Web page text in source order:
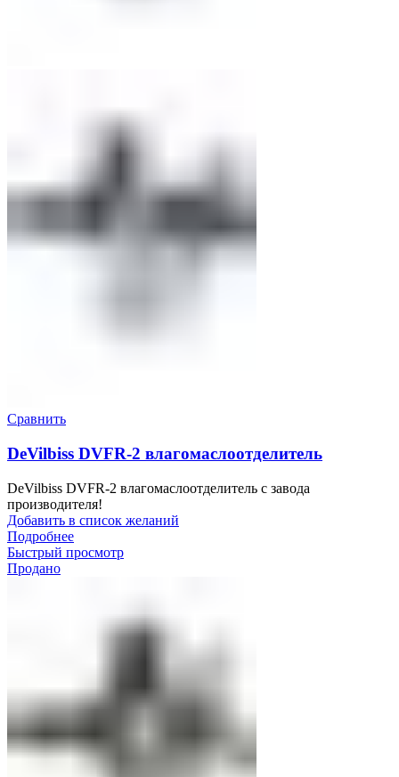
Сравнить
DeVilbiss DVFR-2 влагомаслоотделитель
DeVilbiss DVFR-2 влагомаслоотделитель с завода
производителя!
Добавить в список желаний
Подробнее
Быстрый просмотр
Продано